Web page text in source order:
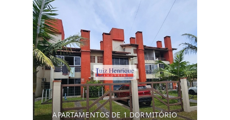
APARTAMENTOS DE 1 DORMITÓRIO